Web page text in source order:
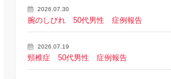
2026.07.30
腕のしびれ 50代男性 症例報告
2026.07.19
頸椎症 50代男性 症例報告